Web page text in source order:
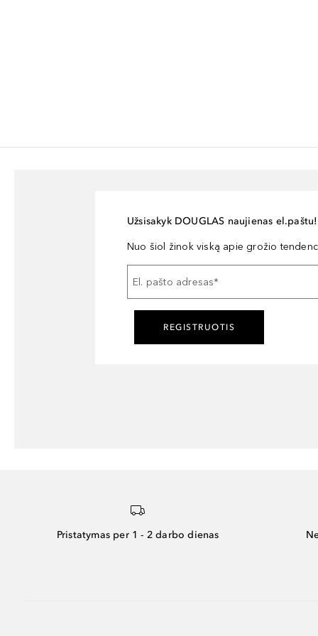
Užsisakyk DOUGLAS naujienas el.paštu!
Nuo šiol žinok viską apie grožio
El. pašto adresas*
REGISTRUOTIS
Pristatymas per 1 - 2 darbo dienas